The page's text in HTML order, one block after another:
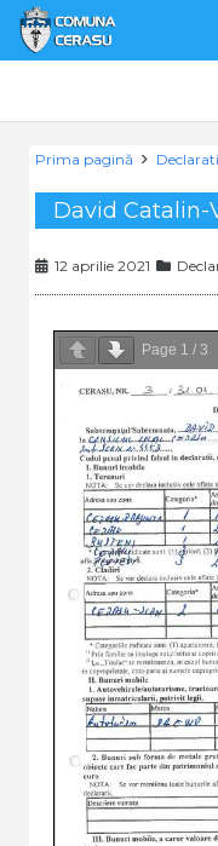
Prima pagină
David Catalin-
12 aprilie 2021
Page 1 / 3